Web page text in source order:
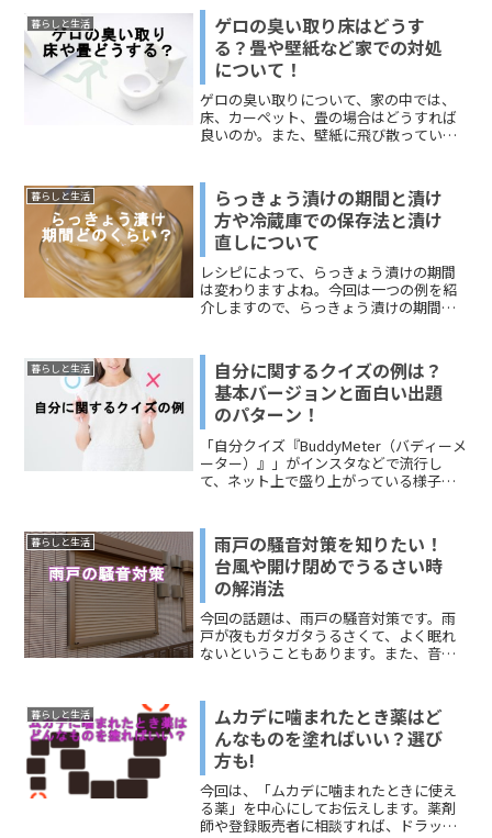
暮らしと生活
ゲロの臭い取り床はどうす
る？畳や壁紙など家での対処
について！
ゲロの臭い取りについて、家の中では、
床、カーペット、畳の場合はどうすれば
良いのか。また、壁紙に飛び散っていた
吐したものを処理する手順と「臭い取
り」についてお伝えしていきます。重曹
の使い方、次亜塩素酸ナトリウムの使い
方、熱湯の使い方に注目してください。
暮らしと生活
らっきょう漬けの期間と漬け
方や冷蔵庫での保存法と漬け
直しについて
レシピによって、らっきょう漬けの期間
は変わりますよね。今回は一つの例を紹
介しますので、らっきょう漬けの期間の
伝えします。
暮らしと生活
自分に関するクイズの例は？
基本バージョンと面白い出題
のパターン！
「自分クイズ『BuddyMeter（バディーメ
ーター）』」がインスタなどで流行し
て、ネット上で盛り上がっている様子が
必要な会でのゲーム、コンパでやる、婚
活でやる、といった感じです。自分に関
するクイズは、自分のことを知ってもら
うことができるので、さまざまな場面で
応用できます。誰が私のことを一番理解
しているか？そんなドキドキする場面で
も楽しめます。今回は、何かのきっかけ
で「自分に関するクイズを作らないとい
ついてお伝えしますね。
暮らしと生活
雨戸の騒音対策を知りたい！
台風や開け閉めでうるさい時
の解消法
今回の話題は、雨戸の騒音対策です。雨
戸が夜もガタガタうるさくて、よく眠れ
ないということもあります。また、音が
こえるので、トラブルになる心配もあり
ます。このページでは、雨...
暮らしと生活
ムカデに噛まれたとき薬はど
んなものを塗ればいい？選び
方も!
今回は、「ムカデに噛まれたときに使え
る薬」を中心にしてお伝えします。薬剤
師や登録販売者に相談すれば、ドラッグ